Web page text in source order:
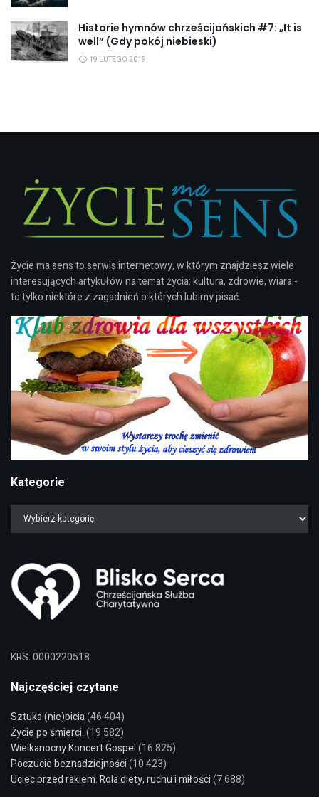
Historie hymnów chrześcijańskich #7: „It is
well” (Gdy pokój niebieski)
19 LUTEGO 2019
Życie ma sens to serwis internetowy, w którym znajdziesz wiele
interesujących artykułów na temat życia: kultura, zdrowie, wiara -
to tylko niektóre z zagadnień o których lubimy pisać.
Kategorie
KRS: 0000220518
Najczęściej czytane
Sztuka (nie)picia(46 404)
Życie po śmierci.(19 582)
Wielkanocny Koncert Gospel(16 825)
Poczucie beznadziejności(10 423)
Uciec przed rakiem. Rola diety, ruchu i miłości(7 688)